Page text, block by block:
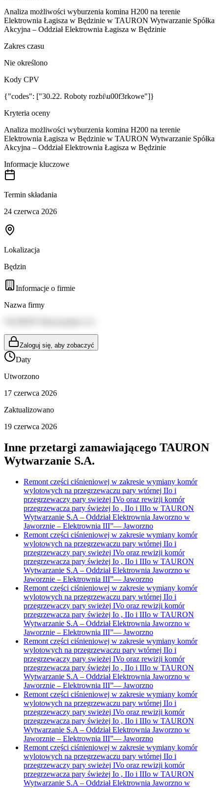
Analiza możliwości wyburzenia komina H200 na terenie
Elektrownia Łagisza w Będzinie w TAURON Wytwarzanie Spółka
Akcyjna – Oddział Elektrownia Łagisza w Będzinie
Zakres czasu
Nie określono
Kody CPV
{"codes": ["30.22. Roboty rozbi\u00f3rkowe"]}
Kryteria oceny
Analiza możliwości wyburzenia komina H200 na terenie
Elektrownia Łagisza w Będzinie w TAURON Wytwarzanie Spółka
Akcyjna – Oddział Elektrownia Łagisza w Będzinie
Informacje kluczowe
Termin składania
24 czerwca 2026
Lokalizacja
Będzin
Informacje o firmie
Nazwa firmy
Zaloguj się, aby zobaczyć
Daty
Utworzono
17 czerwca 2026
Zaktualizowano
19 czerwca 2026
Inne przetargi zamawiającego TAURON
Wytwarzanie S.A.
Remont części ciśnieniowej w zakresie wymiany komór
wylotowych na przegrzewaczu pary wtórnej IIo i
przegrzewaczy pary swieżej IVo oraz rewizji komór
przegrzewacza pary świeżej Io , IIo i IIIo w TAURON
Wytwarzanie S.A – Oddział Elektrownia Jaworzno w
Jaworznie – Elektrownia III”— Jaworzno
Remont części ciśnieniowej w zakresie wymiany komór
wylotowych na przegrzewaczu pary wtórnej IIo i
przegrzewaczy pary swieżej IVo oraz rewizji komór
przegrzewacza pary świeżej Io , IIo i IIIo w TAURON
Wytwarzanie S.A – Oddział Elektrownia Jaworzno w
Jaworznie – Elektrownia III”— Jaworzno
Remont części ciśnieniowej w zakresie wymiany komór
wylotowych na przegrzewaczu pary wtórnej IIo i
przegrzewaczy pary swieżej IVo oraz rewizji komór
przegrzewacza pary świeżej Io , IIo i IIIo w TAURON
Wytwarzanie S.A – Oddział Elektrownia Jaworzno w
Jaworznie – Elektrownia III”— Jaworzno
Remont części ciśnieniowej w zakresie wymiany komór
wylotowych na przegrzewaczu pary wtórnej IIo i
przegrzewaczy pary swieżej IVo oraz rewizji komór
przegrzewacza pary świeżej Io , IIo i IIIo w TAURON
Wytwarzanie S.A – Oddział Elektrownia Jaworzno w
Jaworznie – Elektrownia III”— Jaworzno
Remont części ciśnieniowej w zakresie wymiany komór
wylotowych na przegrzewaczu pary wtórnej IIo i
przegrzewaczy pary swieżej IVo oraz rewizji komór
przegrzewacza pary świeżej Io , IIo i IIIo w TAURON
Wytwarzanie S.A – Oddział Elektrownia Jaworzno w
Jaworznie – Elektrownia III”— Jaworzno
Remont części ciśnieniowej w zakresie wymiany komór
wylotowych na przegrzewaczu pary wtórnej IIo i
przegrzewaczy pary swieżej IVo oraz rewizji komór
przegrzewacza pary świeżej Io , IIo i IIIo w TAURON
Wytwarzanie S.A – Oddział Elektrownia Jaworzno w